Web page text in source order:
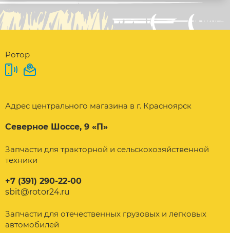
Ротор
Адрес центрального магазина в г. Красноярск
Северное Шоссе, 9 «П»
Запчасти для тракторной и сельскохозяйственной
техники
+7 (391) 290-22-00
sbit@rotor24.ru
Запчасти для отечественных грузовых и легковых
автомобилей